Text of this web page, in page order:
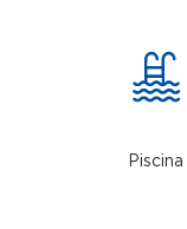
Piscina